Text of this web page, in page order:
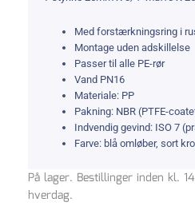
Med forstærkningsring i
Montage uden adskillelse
Passer til alle PE-rør
Vand PN16
Materiale: PP
Pakning: NBR (PTFE-
Indvendig gevind: ISO 7
Farve: blå omløber, sort
På lager. Bestillinger inden kl.
hverdag.
T-
stykke